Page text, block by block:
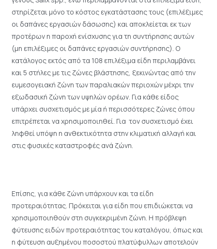
στηρίζεται µόνο το κόστος εγκατάστασης τους (επιλέξιμες
οι δαπάνες εργασιών δάσωσης) και αποκλείεται εκ των
προτέρων η παροχή ενίσχυσης για τη συντήρησης αυτών
(µη επιλέξιμες οι δαπάνες εργασιών συντήρησης). Ο
κατάλογος εκτός από τα 108 επιλέξιμα είδη περιλαμβάνει
και 5 στήλες µε τις ζώνες βλάστησης, ξεκινώντας από την
ευµεσογειακή ζώνη των παραλιακών περιοχών μέχρι την
εξωδασική ζώνη των υψηλών ορέων. Για κάθε είδος
υπάρχει συσχετισμός µε µία ή περισσότερες ζώνες όπου
επιτρέπεται να χρησιμοποιηθεί. Για τον συσχετισμό έχει
ληφθεί υπόψη η ανθεκτικότητα στην κλιματική αλλαγή και
στις φυσικές καταστροφές ανά ζώνη.
Επίσης, για κάθε ζώνη υπάρχουν και τα είδη
προτεραιότητας. Πρόκειται για είδη που επιδιώκεται να
χρησιμοποιηθούν στη συγκεκριμένη ζώνη. Η πρόβλεψη
φύτευσης ειδών προτεραιότητας του καταλόγου, όπως και
η φύτευση αυξημένου ποσοστού πλατύφυλλων αποτελούν